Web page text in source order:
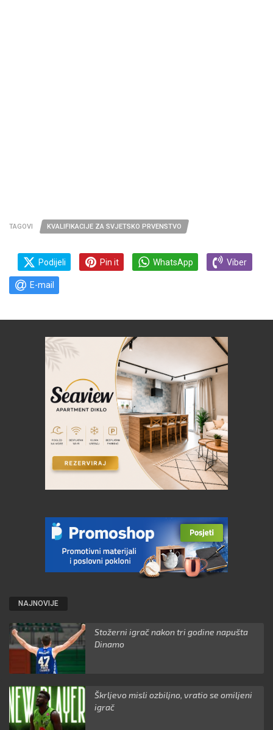
TAGOVI KVALIFIKACIJE ZA SVJETSKO PRVENSTVO
Podijeli Pin it WhatsApp Viber
E-mail
NAJNOVIJE
Stožerni igrač nakon tri godine napušta
Dinamo
Škrljevo misli ozbiljno, vratio se omiljeni
igrač